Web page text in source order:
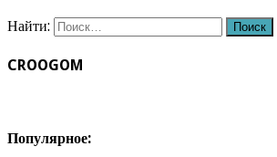
Найти:
CROOGOM
Популярное: